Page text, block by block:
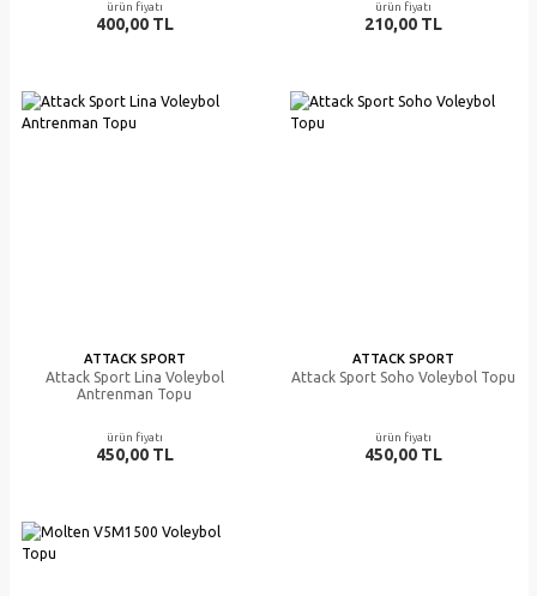
ürün fiyatı
400,00 TL
ürün fiyatı
210,00 TL
ATTACK SPORT
Attack Sport Lina Voleybol
Antrenman Topu
ürün fiyatı
450,00 TL
ATTACK SPORT
Attack Sport Soho Voleybol Topu
ürün fiyatı
450,00 TL